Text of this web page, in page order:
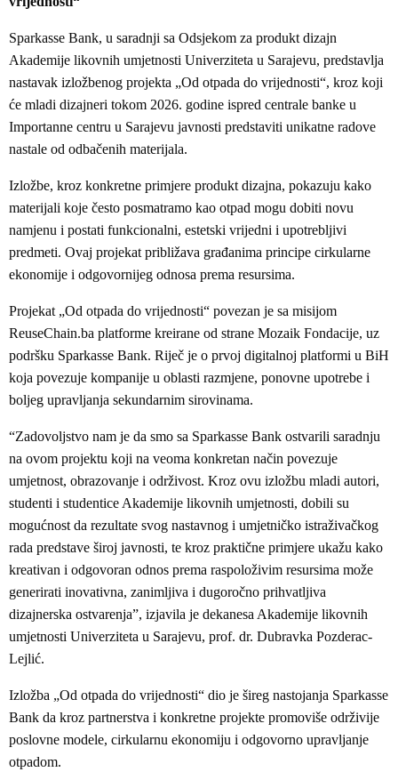
Sparkasse Bank, u saradnji sa Odsjekom za produkt dizajn
Akademije likovnih umjetnosti Univerziteta u Sarajevu, predstavlja
nastavak izložbenog projekta „Od otpada do vrijednosti“, kroz koji
će mladi dizajneri tokom 2026. godine ispred centrale banke u
Importanne centru u Sarajevu javnosti predstaviti unikatne radove
nastale od odbačenih materijala.
Izložbe, kroz konkretne primjere produkt dizajna, pokazuju kako
materijali koje često posmatramo kao otpad mogu dobiti novu
namjenu i postati funkcionalni, estetski vrijedni i upotrebljivi
predmeti. Ovaj projekat približava građanima principe cirkularne
ekonomije i odgovornijeg odnosa prema resursima.
Projekat „Od otpada do vrijednosti“ povezan je sa misijom
ReuseChain.ba platforme kreirane od strane Mozaik Fondacije, uz
podršku Sparkasse Bank. Riječ je o prvoj digitalnoj platformi u BiH
koja povezuje kompanije u oblasti razmjene, ponovne upotrebe i
boljeg upravljanja sekundarnim sirovinama.
“Zadovoljstvo nam je da smo sa Sparkasse Bank ostvarili saradnju
na ovom projektu koji na veoma konkretan način povezuje
umjetnost, obrazovanje i održivost. Kroz ovu izložbu mladi autori,
studenti i studentice Akademije likovnih umjetnosti, dobili su
mogućnost da rezultate svog nastavnog i umjetničko istraživačkog
rada predstave široj javnosti, te kroz praktične primjere ukažu kako
kreativan i odgovoran odnos prema raspoloživim resursima može
generirati inovativna, zanimljiva i dugoročno prihvatljiva
dizajnerska ostvarenja”, izjavila je dekanesa Akademije likovnih
umjetnosti Univerziteta u Sarajevu, prof. dr. Dubravka Pozderac-
Lejlić.
Izložba „Od otpada do vrijednosti“ dio je šireg nastojanja Sparkasse
Bank da kroz partnerstva i konkretne projekte promoviše održivije
poslovne modele, cirkularnu ekonomiju i odgovorno upravljanje
otpadom.